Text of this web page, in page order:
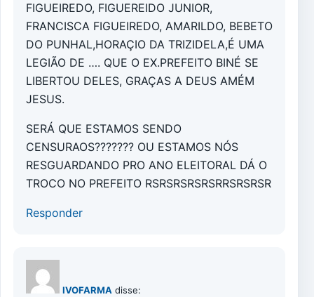
FIGUEIREDO, FIGUEREIDO JUNIOR,
FRANCISCA FIGUEIREDO, AMARILDO, BEBETO
DO PUNHAL,HORAÇIO DA TRIZIDELA,É UMA
LEGIÃO DE …. QUE O EX.PREFEITO BINÉ SE
LIBERTOU DELES, GRAÇAS A DEUS AMÉM
JESUS.
SERÁ QUE ESTAMOS SENDO
CENSURAOS??????? OU ESTAMOS NÓS
RESGUARDANDO PRO ANO ELEITORAL DÁ O
TROCO NO PREFEITO RSRSRSRSRSRRSRSRSR
Responder
IVOFARMA disse: